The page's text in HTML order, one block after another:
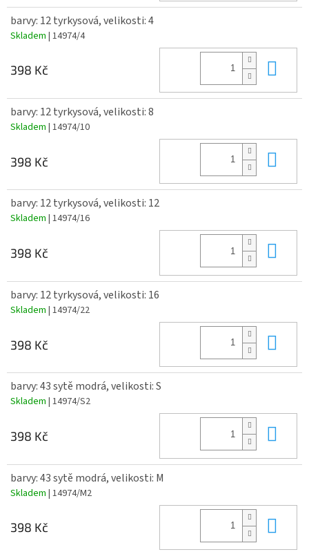
barvy: 12 tyrkysová, velikosti: 4
Skladem | 14974/4
398 Kč
barvy: 12 tyrkysová, velikosti: 8
Skladem | 14974/10
398 Kč
barvy: 12 tyrkysová, velikosti: 12
Skladem | 14974/16
398 Kč
barvy: 12 tyrkysová, velikosti: 16
Skladem | 14974/22
398 Kč
barvy: 43 sytě modrá, velikosti: S
Skladem | 14974/S2
398 Kč
barvy: 43 sytě modrá, velikosti: M
Skladem | 14974/M2
398 Kč